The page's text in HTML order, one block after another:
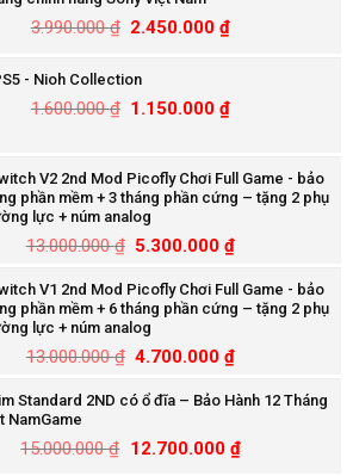
3.990.000₫ 2.450.000₫
- Nioh Collection
1.600.000₫ 1.150.000₫
V2 2nd Mod Picofly Chơi Full Game - bảo
phần mềm + 3 tháng phần cứng – tặng 2 phụ
lực + núm analog
13.000.000₫ 5.300.000₫
V1 2nd Mod Picofly Chơi Full Game - bảo
phần mềm + 6 tháng phần cứng – tặng 2 phụ
lực + núm analog
13.000.000₫ 4.700.000₫
Standard 2ND có ổ đĩa – Bảo Hành 12 Tháng
NamGame
15.000.000₫ 12.700.000 ₫